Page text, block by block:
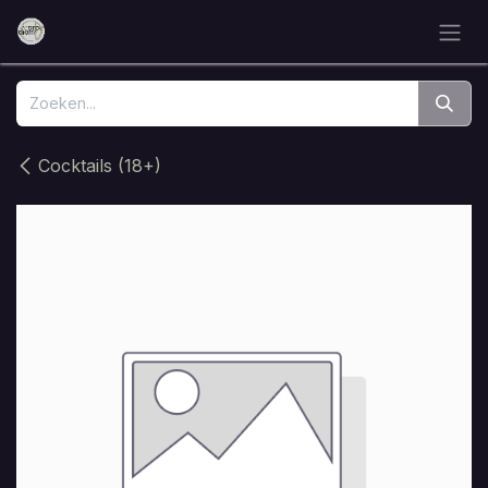
Overslaan naar inhoud
Cocktails (18+)